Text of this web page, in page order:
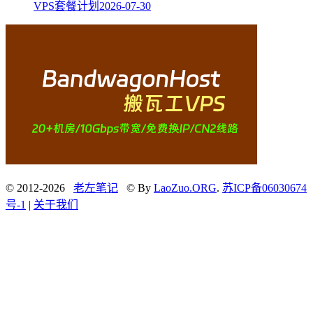
VPS套餐计划 2026-07-30
© 2012-2026 老左笔记 © By LaoZuo.ORG. 苏ICP备06030674
号-1 | 关于我们